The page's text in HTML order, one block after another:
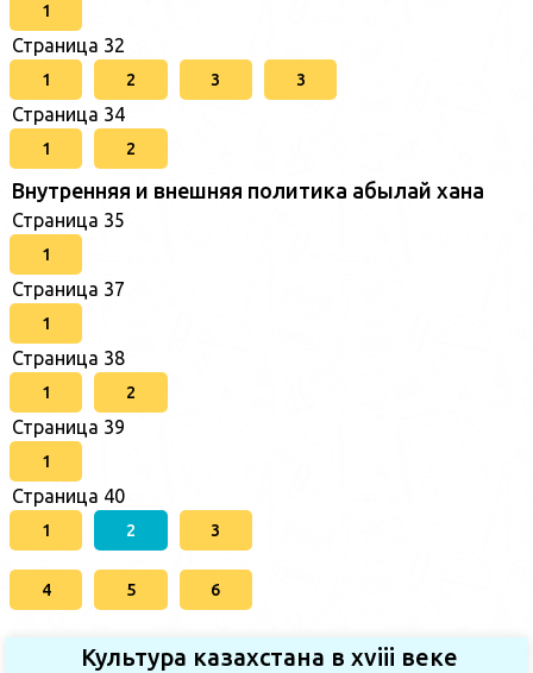
1
Страница 32
1 2 3 3
Страница 34
1 2
Внутренняя и внешняя политика абылай хана
Страница 35
1
Страница 37
1
Страница 38
1 2
Страница 39
1
Страница 40
1 2 3
4 5 6
Культура казахстана в xviii веке